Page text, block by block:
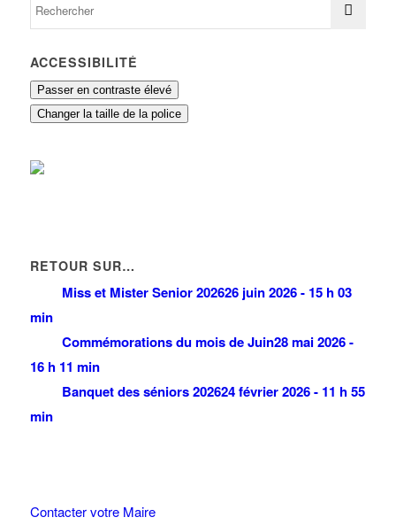
ACCESSIBILITÉ
Passer en contraste élevé
Changer la taille de la police
RETOUR SUR…
Miss et Mister Senior 202626 juin 2026 - 15 h 03
min
Commémorations du mois de Juin28 mai 2026 -
16 h 11 min
Banquet des séniors 202624 février 2026 - 11 h 55
min
Contacter votre Maire